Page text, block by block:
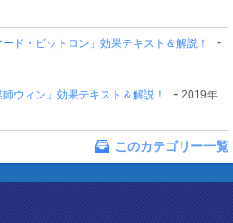
ド・ビットロン」効果テキスト＆解説！
-
ウィン」効果テキスト＆解説！
- 2019年
このカテゴリー一覧